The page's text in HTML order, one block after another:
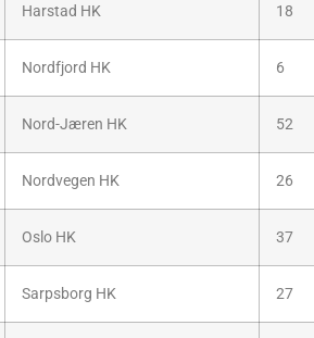
Harstad HK 18
Nordfjord HK 6
Nord-Jæren HK 52
Nordvegen HK 26
Oslo HK 37
Sarpsborg HK 27